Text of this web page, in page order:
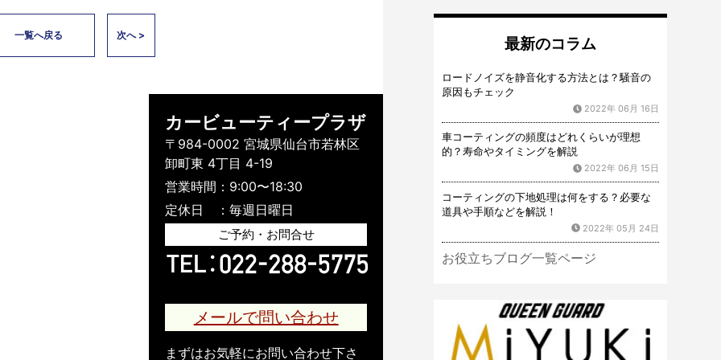
一覧へ戻る 次へ >
カービューティープラザ
〒984-0002 宮城県仙台市若林区
卸町東 4丁目 4-19
営業時間：9:00〜18:30
定休日 ：毎週日曜日
ご予約・お問合せ
メールで問い合わせ
まずはお気軽にお問い合わせ下さ
最新のコラム
ロードノイズを静音化する方法とは？騒音の
原因もチェック
2022年 06月 16日
車コーティングの頻度はどれくらいが理想
的？寿命やタイミングを解説
2022年 06月 15日
コーティングの下地処理は何をする？必要な
道具や手順などを解説！
2022年 05月 24日
お役立ちブログ一覧ページ